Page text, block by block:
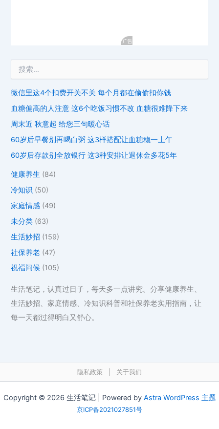
微信里这4个扣费开关不关 每个月都在偷偷扣你钱
血糖偏高的人注意 这6个吃饭习惯不改 血糖很难降下来
周末近 秋意起 给您三句暖心话
60岁后早餐别再喝白粥 这3样搭配让血糖稳一上午
60岁后存款别全放银行 这3种安排让退休金多花5年
健康养生 (84)
冷知识 (50)
家庭情感 (49)
未分类 (63)
生活妙招 (159)
社保养老 (47)
祝福问候 (105)
生活笔记，认真过日子，每天多一点讲究。分享健康养生、
生活妙招、家庭情感、冷知识科普和社保养老实用指南，让
每一天都过得明白又舒心。
隐私政策 关于我们
Copyright © 2026 生活笔记 | Powered by Astra WordPress 主题
京ICP备2021027851号